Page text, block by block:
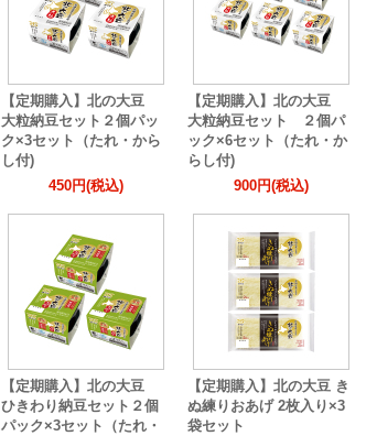
【定期購入】北の大豆
大粒納豆セット２個パッ
ク×3セット（たれ・から
し付)
450円(税込)
【定期購入】北の大豆
大粒納豆セット ２個パ
ック×6セット（たれ・か
らし付)
900円(税込)
【定期購入】北の大豆
ひきわり納豆セット２個
パック×3セット（たれ・
【定期購入】北の大豆 き
ぬ練りおあげ 2枚入り×3
袋セット